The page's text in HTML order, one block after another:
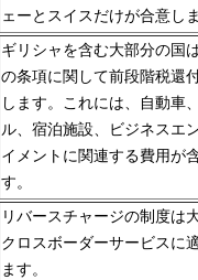
ェーとスイスだけが合意し
ギリシャを含む大部分の国
の条項に関して前段階税還
します。 これには、自動車
ル、宿泊施設、ビジネスエ
イメントに関連する費用が
す。
リバースチャージの制度は
クロスボーダーサービスに
ます。